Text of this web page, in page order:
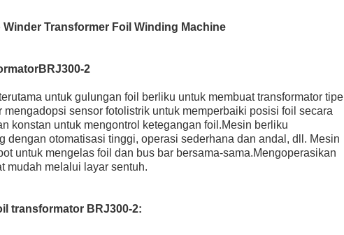
Transformer Foil Winding Machine
BRJ300-2
untuk gulungan foil berliku untuk membuat transformator tipe
sensor fotolistrik untuk memperbaiki posisi foil secara
konstan untuk mengontrol ketegangan foil.Mesin berliku
dengan otomatisasi tinggi, operasi sederhana dan andal, dll. Mesin
untuk mengelas foil dan bus bar bersama-sama.Mengoperasikan
mudah melalui layar sentuh.
transformator BRJ300-2: